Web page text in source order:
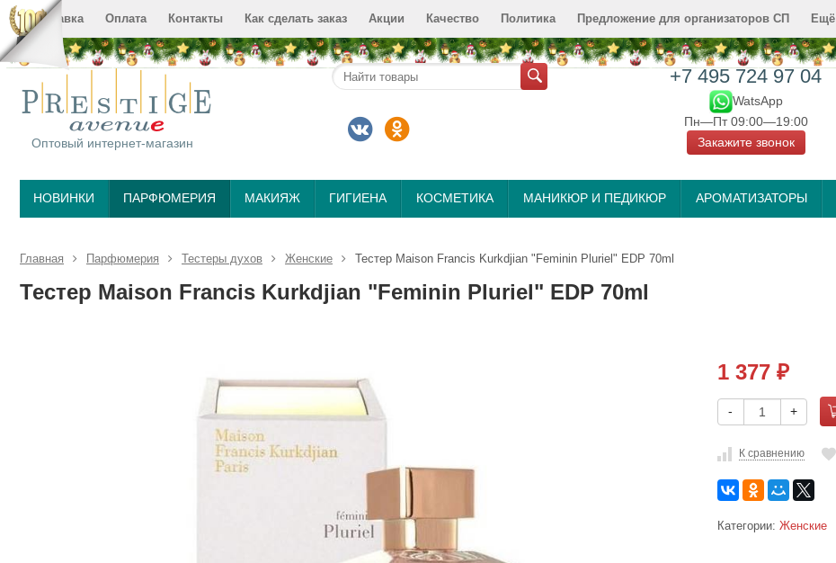
Доставка Оплата Контакты Как сделать заказ Акции Качество Политика Предложение для организаторов СП Ещё
Оптовый интернет-магазин
+7 495 724 97 04
WatsApp
Пн—Пт 09:00—19:00
Закажите звонок
НОВИНКИ ПАРФЮМЕРИЯ МАКИЯЖ ГИГИЕНА КОСМЕТИКА МАНИКЮР И ПЕДИКЮР АРОМАТИЗАТОРЫ
Главная Парфюмерия Тестеры духов Женские Тестер Maison Francis Kurkdjian "Feminin Pluriel" EDP 70ml
Тестер Maison Francis Kurkdjian "Feminin Pluriel" EDP 70ml
1 377 ₽
- +
К сравнению
Категории: Женские